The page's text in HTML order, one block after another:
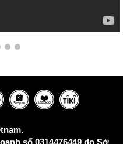
số 0314476449 do Sở